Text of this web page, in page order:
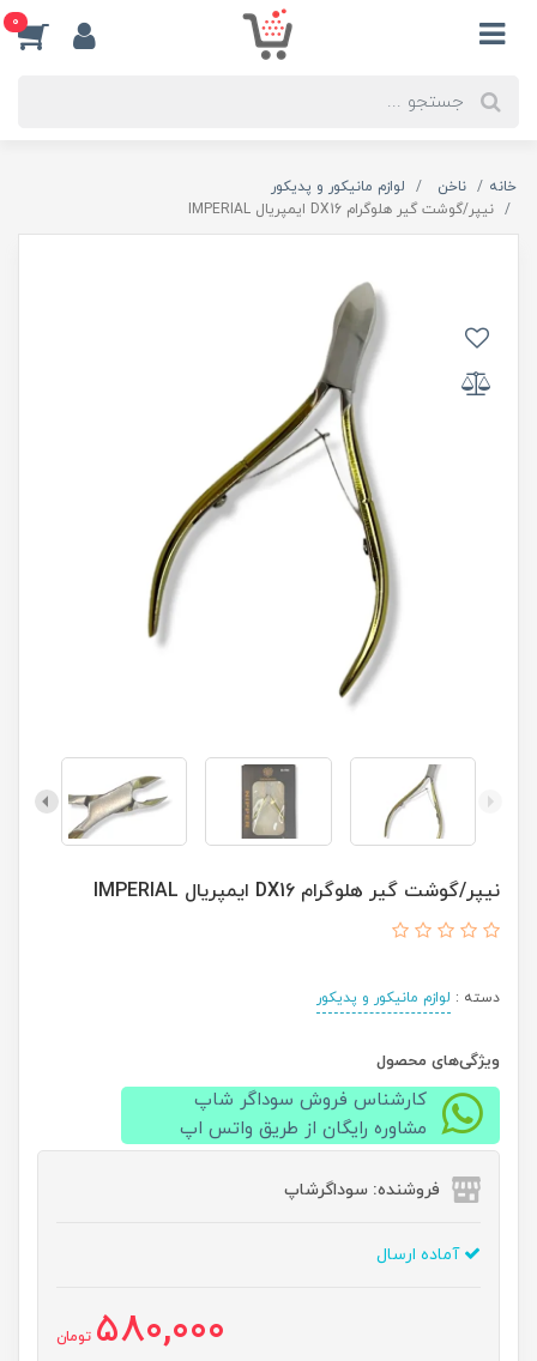
0
خانه ناخن
لوازم مانیکور و پدیکور
نیپر/گوشت گیر هلوگرام DX16 ایمپریال IMPERIAL
نیپر/گوشت گیر هلوگرام DX16 ایمپریال IMPERIAL
دسته : لوازم مانیکور و پدیکور
ویژگی‌های محصول
کارشناس فروش سوداگر شاپ
مشاوره رایگان از طریق واتس اپ
فروشنده: سوداگرشاپ
آماده ارسال
580,000 تومان